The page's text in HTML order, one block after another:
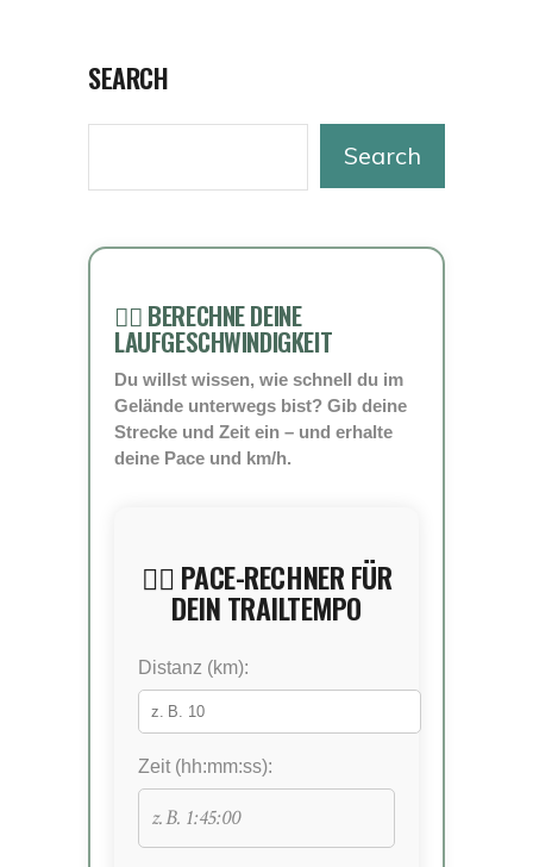
SEARCH
Search
🏃‍♀️ BERECHNE DEINE
LAUFGESCHWINDIGKEIT
Du willst wissen, wie schnell du im
Gelände unterwegs bist? Gib deine
Strecke und Zeit ein – und erhalte
deine Pace und km/h.
🏃‍♀️ PACE-RECHNER FÜR
DEIN TRAILTEMPO
Distanz (km):
Zeit (hh:mm:ss):